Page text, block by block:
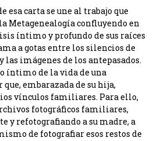
carta se une al trabajo que
Metagenealogía confluyendo en
íntimo y profundo de sus raíces
a gotas entre los silencios de
las imágenes de los antepasados.
íntimo de la vida de una
embarazada de su hija,
vínculos familiares. Para ello,
fotográficos familiares,
y refotografiando a su madre, a
de fotografiar esos restos de